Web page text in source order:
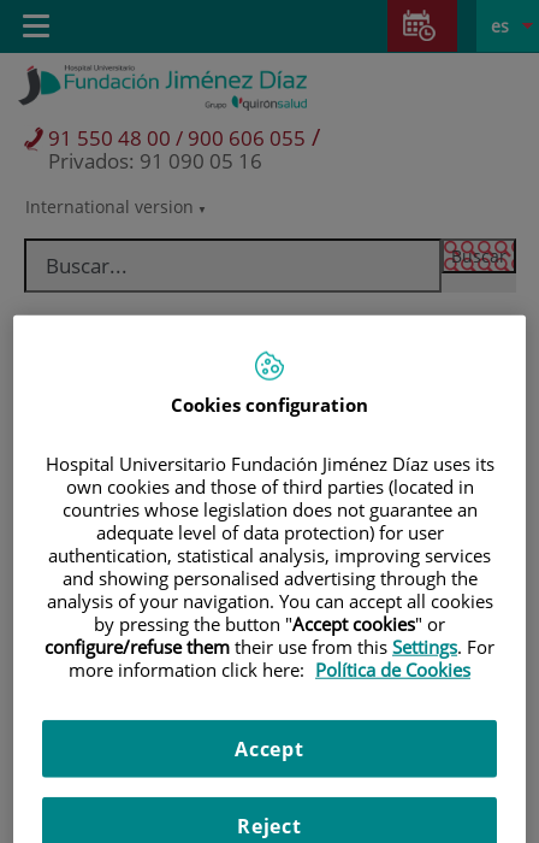
Saltar al contenido
Saltar
contenido
Selector
idioma
activo
es
International version
91 550 48 00 / 900 606 055 /
Privados: 91 090 05 16
Toggle
navigation
Pacientes y visitantes
Investigación
Cookies configuration
Hospital Universitario Fundación Jiménez Díaz uses its
own cookies and those of third parties (located in
countries whose legislation does not guarantee an
adequate level of data protection) for user
authentication, statistical analysis, improving services
and showing personalised advertising through the
analysis of your navigation. You can accept all cookies
by pressing the button "Accept cookies" or
configure/refuse them their use from this Settings. For
more information click here: Política de Cookies
Reject
Accept